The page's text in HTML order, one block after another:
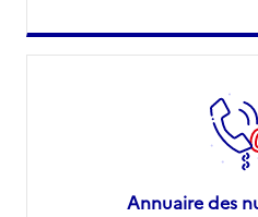
Annuaire des